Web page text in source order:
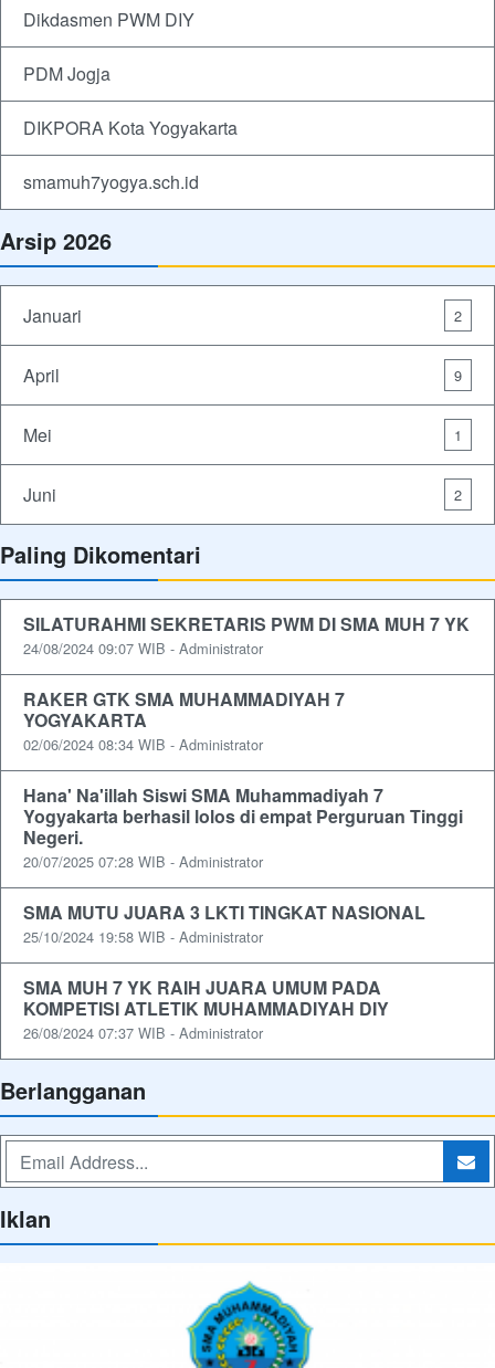
Dikdasmen PWM DIY
PDM Jogja
DIKPORA Kota Yogyakarta
smamuh7yogya.sch.id
Arsip 2026
Januari 2
April 9
Mei 1
Juni 2
Paling Dikomentari
SILATURAHMI SEKRETARIS PWM DI SMA MUH 7 YK
24/08/2024 09:07 WIB - Administrator
RAKER GTK SMA MUHAMMADIYAH 7
YOGYAKARTA
02/06/2024 08:34 WIB - Administrator
Hana' Na'illah Siswi SMA Muhammadiyah 7
Yogyakarta berhasil lolos di empat Perguruan Tinggi
Negeri.
20/07/2025 07:28 WIB - Administrator
SMA MUTU JUARA 3 LKTI TINGKAT NASIONAL
25/10/2024 19:58 WIB - Administrator
SMA MUH 7 YK RAIH JUARA UMUM PADA
KOMPETISI ATLETIK MUHAMMADIYAH DIY
26/08/2024 07:37 WIB - Administrator
Berlangganan
Iklan